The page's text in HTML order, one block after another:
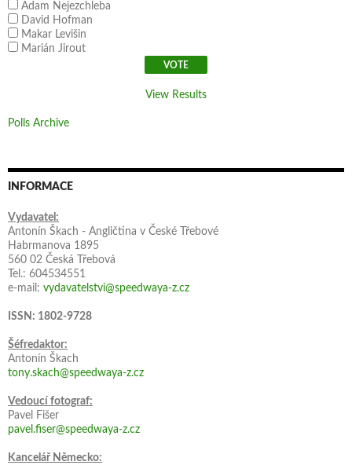
Adam Nejezchleba
David Hofman
Makar Levišin
Marián Jirout
View Results
Polls Archive
INFORMACE
Vydavatel:
Antonín Škach - Angličtina v České Třebové
Habrmanova 1895
560 02 Česká Třebová
Tel.: 604534551
e-mail: vydavatelstvi@speedwaya-z.cz
ISSN: 1802-9728
Šéfredaktor:
Antonín Škach
tony.skach@speedwaya-z.cz
Vedoucí fotograf:
Pavel Fišer
pavel.fiser@speedwaya-z.cz
Kancelář Německo: